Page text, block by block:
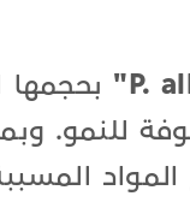
بحجمها
للنمو.
المواد